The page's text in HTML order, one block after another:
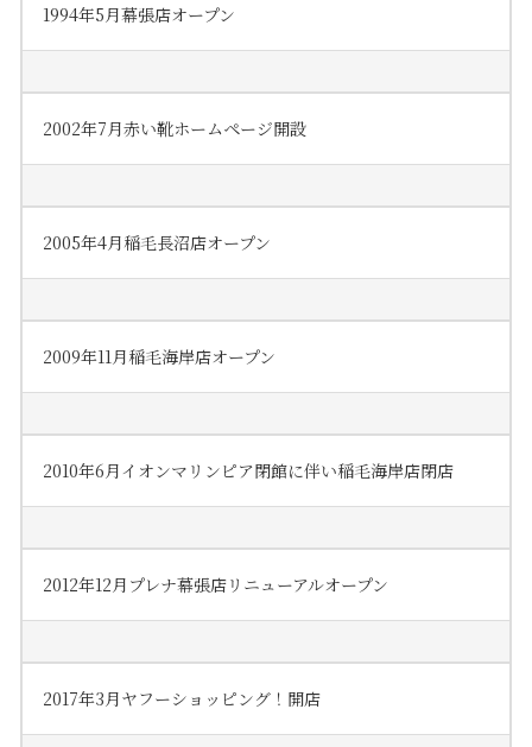
1994年5月幕張店オープン
2002年7月赤い靴ホームページ開設
2005年4月稲毛長沼店オープン
2009年11月稲毛海岸店オープン
2010年6月イオンマリンピア閉館に伴い稲毛海岸店閉店
2012年12月プレナ幕張店リニューアルオープン
2017年3月ヤフーショッピング！開店